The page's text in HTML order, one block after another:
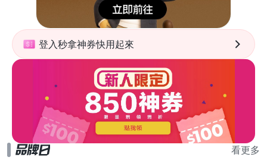
登入秒拿神券快用起來
看更多